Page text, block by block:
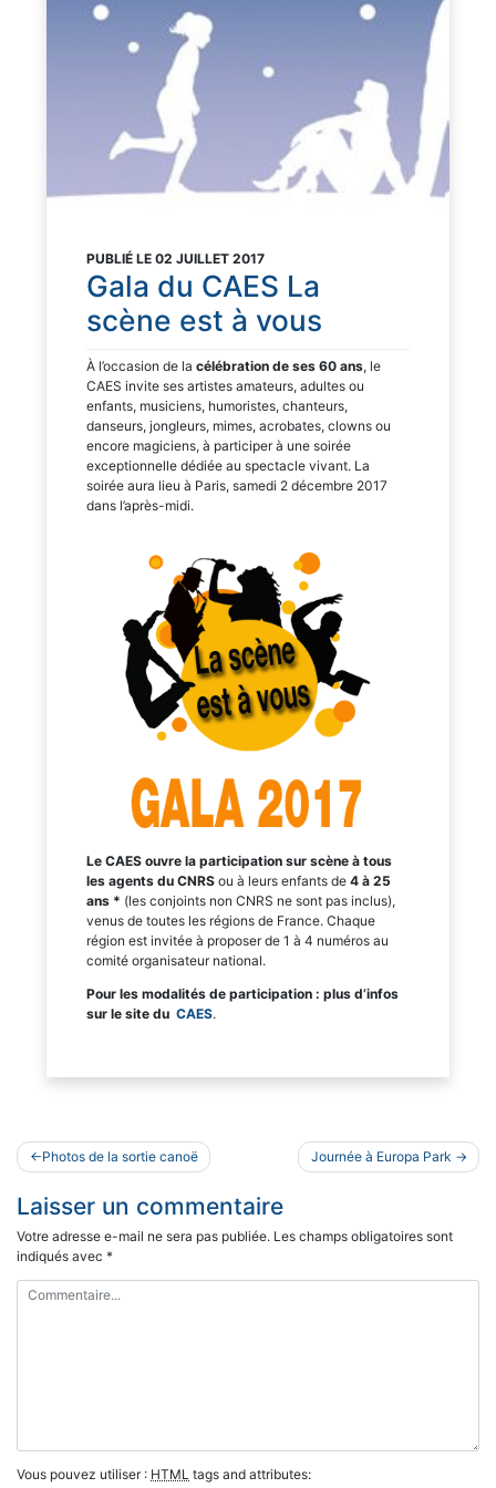
PUBLIÉ LE 02 JUILLET 2017
Gala du CAES La
scène est à vous
À l’occasion de la célébration de ses 60 ans, le
CAES invite ses artistes amateurs, adultes ou
enfants, musiciens, humoristes, chanteurs,
danseurs, jongleurs, mimes, acrobates, clowns ou
encore magiciens, à participer à une soirée
exceptionnelle dédiée au spectacle vivant. La
soirée aura lieu à Paris, samedi 2 décembre 2017
dans l’après-midi.
Le CAES ouvre la participation sur scène à tous
les agents du CNRS ou à leurs enfants de 4 à 25
ans * (les conjoints non CNRS ne sont pas inclus),
venus de toutes les régions de France. Chaque
région est invitée à proposer de 1 à 4 numéros au
comité organisateur national.
Pour les modalités de participation : plus d’infos
sur le site du CAES.
Navigation
de
l’article
Photos de la sortie canoë Journée à Europa Park
Laisser un commentaire
Votre adresse e-mail ne sera pas publiée. Les champs obligatoires sont
indiqués avec *
Vous pouvez utiliser : HTML tags and attributes: